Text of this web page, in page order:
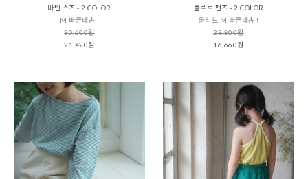
마틴 쇼츠 - 2 COLOR
M 빠른배송 !
30,600원
21,420원
플로르 팬츠 - 2 COLOR
올리브 M 빠른배송 !
23,800원
16,660원